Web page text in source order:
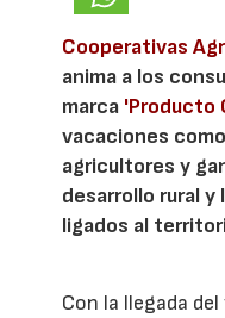
Cooperativas
anima a los
marca 'Producto
vacaciones
agricultores y
desarrollo rural y
ligados al
Con la llegada